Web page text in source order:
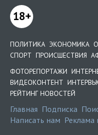
18+
ПОЛИТИКА ЭКОНОМИКА
СПОРТ ПРОИСШЕСТВИЯ
ФОТОРЕПОРТАЖИ
ВИДЕОКОНТЕНТ
РЕЙТИНГ НОВОСТЕЙ
Главная Подписка
Написать нам Реклама